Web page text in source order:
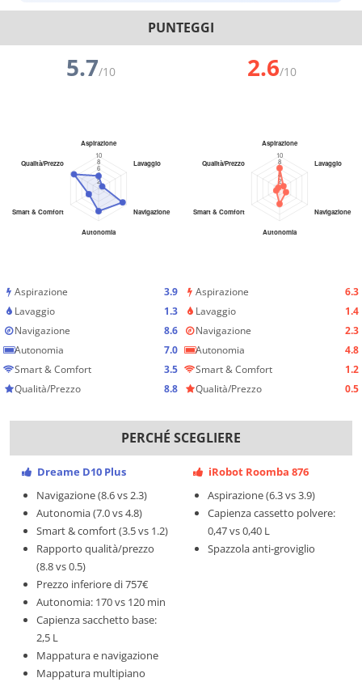
PUNTEGGI
5.7/10 2.6/10
Aspirazione
3.9
Lavaggio
1.3
Navigazione
8.6
Autonomia
7.0
Smart & Comfort
3.5
Qualità/Prezzo
8.8
Aspirazione
6.3
Lavaggio
1.4
Navigazione
2.3
Autonomia
4.8
Smart & Comfort
1.2
Qualità/Prezzo
0.5
PERCHÉ SCEGLIERE
Dreame D10 Plus
Navigazione (8.6 vs 2.3)
Autonomia (7.0 vs 4.8)
Smart & comfort (3.5 vs 1.2)
Rapporto qualità/prezzo
(8.8 vs 0.5)
Prezzo inferiore di 757€
Autonomia: 170 vs 120 min
Capienza sacchetto base:
2,5 L
Mappatura e navigazione
Mappatura multipiano
iRobot Roomba 876
Aspirazione (6.3 vs 3.9)
Capienza cassetto polvere:
0,47 vs 0,40 L
Spazzola anti-groviglio